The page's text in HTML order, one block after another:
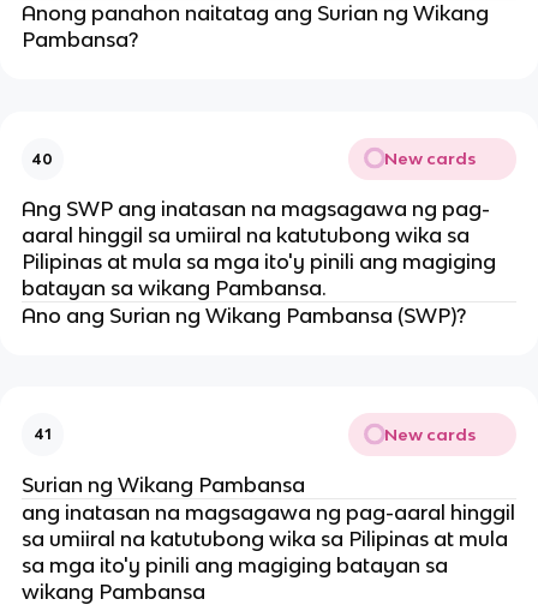
Anong panahon naitatag ang Surian ng Wikang
Pambansa?
40 New cards
Ang SWP ang inatasan na magsagawa ng pag-
aaral hinggil sa umiiral na katutubong wika sa
Pilipinas at mula sa mga ito'y pinili ang magiging
batayan sa wikang Pambansa.
Ano ang Surian ng Wikang Pambansa (SWP)?
41 New cards
Surian ng Wikang Pambansa
ang inatasan na magsagawa ng pag-aaral hinggil
sa umiiral na katutubong wika sa Pilipinas at mula
sa mga ito'y pinili ang magiging batayan sa
wikang Pambansa